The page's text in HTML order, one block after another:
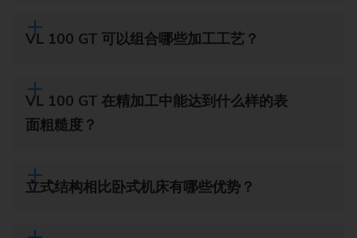
VL 100 GT 可以组合哪些加工工艺？
VL 100 GT 在精加工中能达到什么样的表
面粗糙度？
立式结构相比卧式机床有哪些优势？